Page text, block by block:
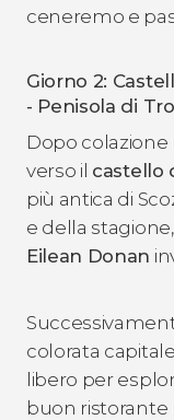
ceneremo e
Giorno 2:
- Penisola di
Dopo colazione
verso il castello
più antica di
e della
Eilean Donan
colorata
libero per
buon ristorante